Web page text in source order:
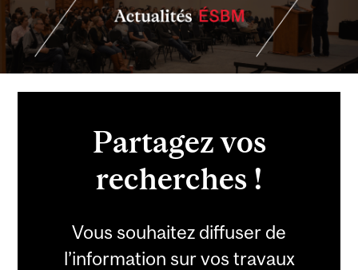
Partagez vos
recherches !
Vous souhaitez diffuser de
l’information sur vos travaux